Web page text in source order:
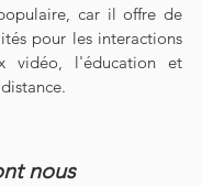
car il offre de
pour les interactions
vidéo, l'éducation et
nous